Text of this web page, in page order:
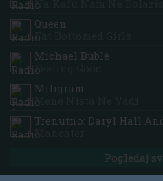
Na Kafu Nam Ne Dolazis
Queen
Fat Bottomed Girls
Michael Bublé
Feeling Good
Miligram
Mene Nista Ne Vadi
Trenutno: Daryl Hall
Maneater
Pogledaj